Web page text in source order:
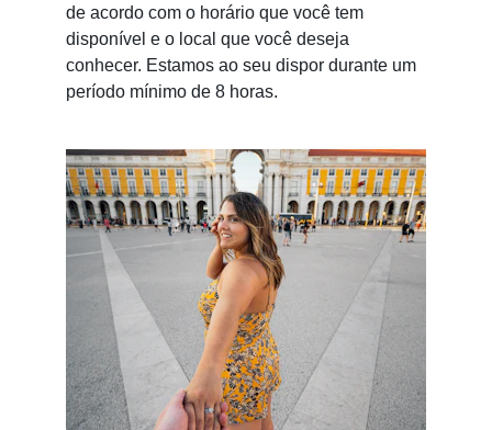
de acordo com o horário que você tem
disponível e o local que você deseja
conhecer. Estamos ao seu dispor durante um
período mínimo de 8 horas.